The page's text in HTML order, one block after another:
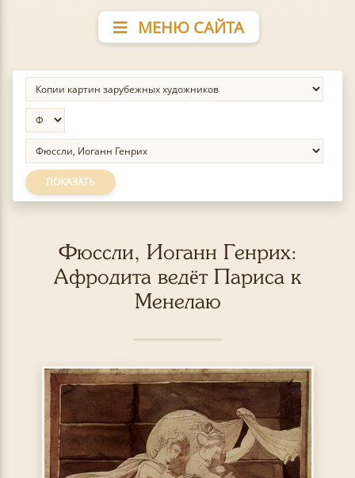
МЕНЮ САЙТА
ПОКАЗАТЬ
Фюссли, Иоганн Генрих:
Афродита ведёт Париса к
Менелаю